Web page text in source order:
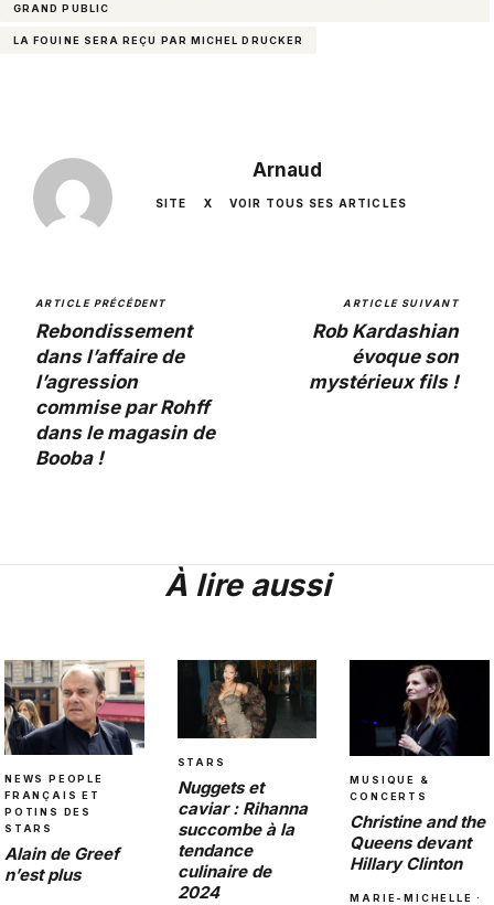
GRAND PUBLIC
LA FOUINE SERA REÇU PAR MICHEL DRUCKER
Arnaud
SITE X VOIR TOUS SES ARTICLES
ARTICLE PRÉCÉDENT
Rebondissement
dans l’affaire de
l’agression
commise par Rohff
dans le magasin de
Booba !
ARTICLE SUIVANT
Rob Kardashian
évoque son
mystérieux fils !
À lire aussi
NEWS PEOPLE
FRANÇAIS ET
POTINS DES
STARS
Alain de Greef
n’est plus
STARS
Nuggets et
caviar : Rihanna
succombe à la
tendance
culinaire de
2024
MUSIQUE &
CONCERTS
Christine and the
Queens devant
Hillary Clinton
MARIE-MICHELLE ·